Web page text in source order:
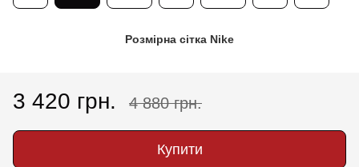
Розмірна сітка Nike
3 420 грн. 4 880 грн.
Купити